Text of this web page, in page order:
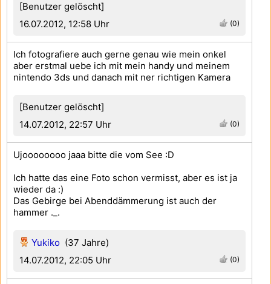
[Benutzer gelöscht]
16.07.2012, 12:58 Uhr
(0)
[Benutzer gelöscht]
14.07.2012, 22:57 Uhr
(0)
Ich fotografiere auch gerne genau wie mein onkel
aber erstmal uebe ich mit mein handy und meinem
nintendo 3ds und danach mit ner richtigen Kamera
Yukiko (37 Jahre)
14.07.2012, 22:05 Uhr
(0)
Ujoooooooo jaaa bitte die vom See :D
Ich hatte das eine Foto schon vermisst, aber es ist ja
wieder da :)
Das Gebirge bei Abenddämmerung ist auch der
hammer ._.